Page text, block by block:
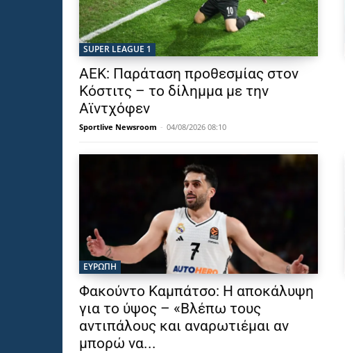
SUPER LEAGUE 1
ΑΕΚ: Παράταση προθεσμίας στον
Κόστιτς – το δίλημμα με την
Αϊντχόφεν
Sportlive Newsroom - 04/08/2026 08:10
ΕΥΡΩΠΗ
Φακούντο Καμπάτσο: Η αποκάλυψη
για το ύψος – «Βλέπω τους
αντιπάλους και αναρωτιέμαι αν
μπορώ να...